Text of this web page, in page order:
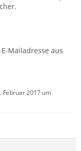
Mailadresse aus
Februar 2017 um